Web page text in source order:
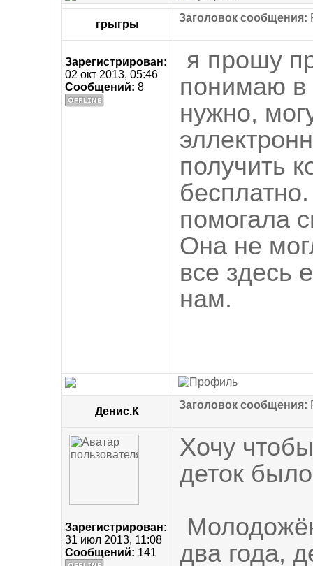
грыгры
Заголовок сообщения:
Зарегистрирован:
02 окт 2013, 05:46
Сообщений: 8
я прошу
понимаю в
нужно,
получить
помогала
Она не
все здесь
нам.
Денис.К
Заголовок сообщения:
Зарегистрирован:
31 июл 2013, 11:08
Сообщений: 141
Хочу
деток
два года,